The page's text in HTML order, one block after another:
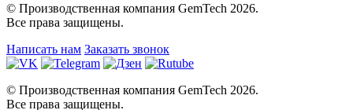
© Производственная компания GemTech 2026.
Все права защищены.
Написать нам Заказать звонок
© Производственная компания GemTech 2026.
Все права защищены.